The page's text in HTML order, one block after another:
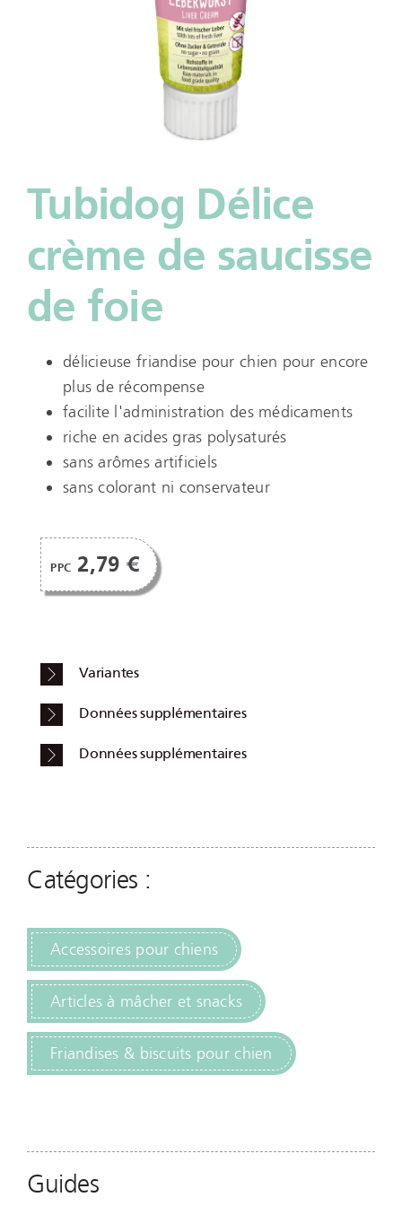
Tubidog Délice
crème de saucisse
de foie
délicieuse friandise pour chien pour encore
plus de récompense
facilite l'administration des médicaments
riche en acides gras polysaturés
sans arômes artificiels
sans colorant ni conservateur
PPC 2,79 €
Variantes
Données supplémentaires
Données supplémentaires
Catégories :
Accessoires pour chiens
Articles à mâcher et snacks
Friandises & biscuits pour chien
Guides